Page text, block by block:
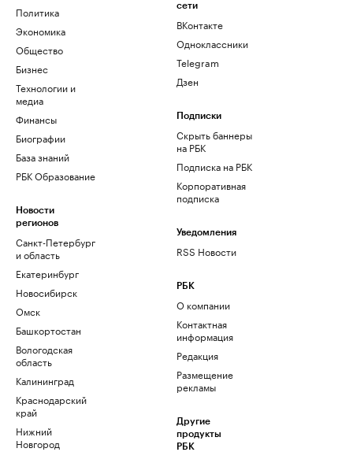
Политика
Экономика
Общество
Бизнес
Технологии и
медиа
Финансы
Биографии
База знаний
РБК Образование
Новости
регионов
Санкт-Петербург
и область
Екатеринбург
Новосибирск
Омск
Башкортостан
Вологодская
область
Калининград
Краснодарский
край
Нижний
Новгород
сети
ВКонтакте
Одноклассники
Telegram
Дзен
Подписки
Скрыть баннеры
на РБК
Подписка на РБК
Корпоративная
подписка
Уведомления
RSS Новости
РБК
О компании
Контактная
информация
Редакция
Размещение
рекламы
Другие
продукты
РБК